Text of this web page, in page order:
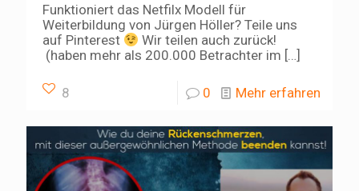
Funktioniert das Netfilx Modell für
Weiterbildung von Jürgen Höller? Teile uns
auf Pinterest
Wir teilen auch zurück!
(haben mehr als 200.000 Betrachter im […]
8 0 Mehr erfahren